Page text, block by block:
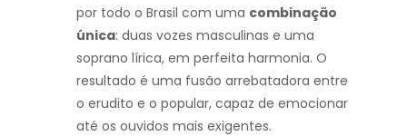
por todo o Brasil com uma combinação
única: duas vozes masculinas e uma
soprano lírica, em perfeita harmonia. O
resultado é uma fusão arrebatadora entre
o erudito e o popular, capaz de emocionar
até os ouvidos mais exigentes.